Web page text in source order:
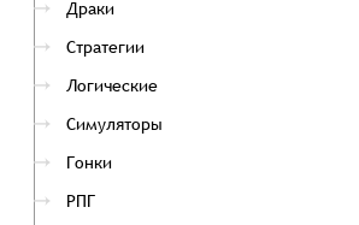
Драки
Стратегии
Логические
Симуляторы
Гонки
РПГ